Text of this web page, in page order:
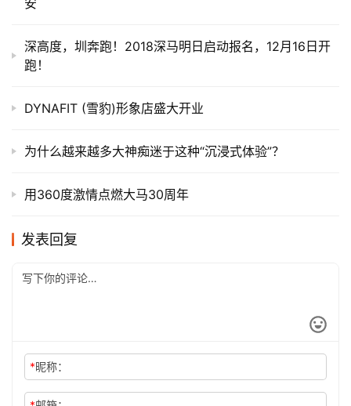
安
深高度，圳奔跑！2018深马明日启动报名，12月16日开
跑！
DYNAFIT (雪豹)形象店盛大开业
为什么越来越多大神痴迷于这种“沉浸式体验”？
用360度激情点燃大马30周年
发表回复
*昵称：